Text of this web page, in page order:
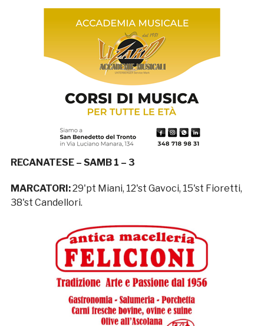
RECANATESE – SAMB 1 – 3
MARCATORI:29'pt Miani, 12'st Gavoci, 15'st Fioretti,
38'st Candellori.